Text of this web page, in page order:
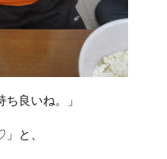
ち良いね。」
と、